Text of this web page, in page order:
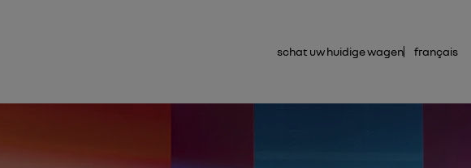
schat uw huidige wagen français